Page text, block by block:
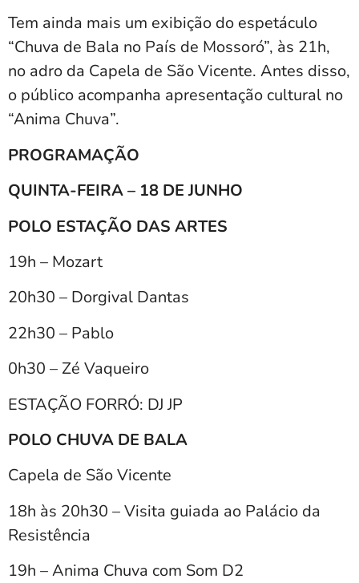
Tem ainda mais um exibição do espetáculo
“Chuva de Bala no País de Mossoró”, às 21h,
no adro da Capela de São Vicente. Antes disso,
o público acompanha apresentação cultural no
“Anima Chuva”.
PROGRAMAÇÃO
QUINTA-FEIRA – 18 DE JUNHO
POLO ESTAÇÃO DAS ARTES
19h – Mozart
20h30 – Dorgival Dantas
22h30 – Pablo
0h30 – Zé Vaqueiro
ESTAÇÃO FORRÓ: DJ JP
POLO CHUVA DE BALA
Capela de São Vicente
18h às 20h30 – Visita guiada ao Palácio da
Resistência
19h – Anima Chuva com Som D2